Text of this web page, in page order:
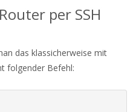
per SSH
das klassicherweise mit
folgender Befehl: